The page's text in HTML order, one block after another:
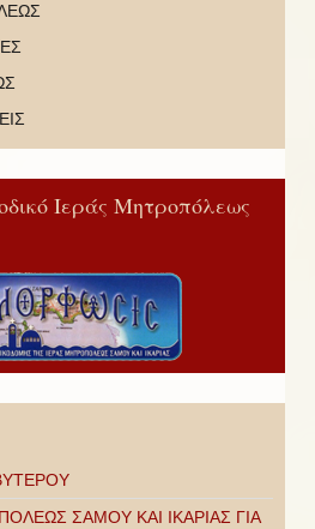
Ιεράς Μητροπόλεως
ΣΑΜΟΥ ΚΑΙ ΙΚΑΡΙΑΣ ΓΙΑ